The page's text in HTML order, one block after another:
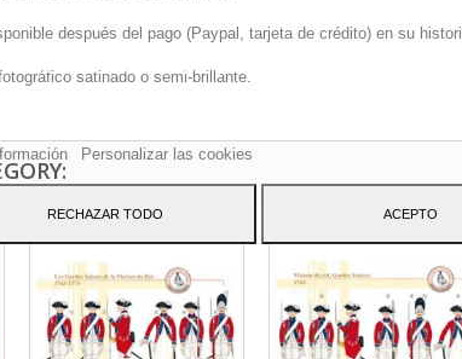
después del pago (Paypal, tarjeta de crédito) en su
satinado o semi-brillante.
web utiliza cookies propias y de terceros para mejorar
publicidad relacionada con sus preferencias mediante el
Personalizar las cookies
RECHAZAR TODO ACEPTO